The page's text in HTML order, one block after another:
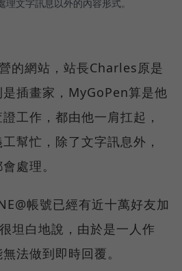
文字訊息以外的內容形式。
的網站，站長Charles原是
插畫家，MyGoPen算是他
工作，都由他一肩扛起，
幫忙，除了文字訊息外，
處理。
帳號已經有近十萬好友加
坦白地說，由於是一人作
法做到即時回覆。